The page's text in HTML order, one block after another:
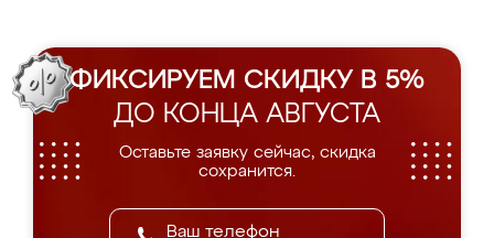
ФИКСИРУЕМ СКИДКУ В 5%
ДО КОНЦА АВГУСТА
Оставьте заявку сейчас, скидка
сохранится.